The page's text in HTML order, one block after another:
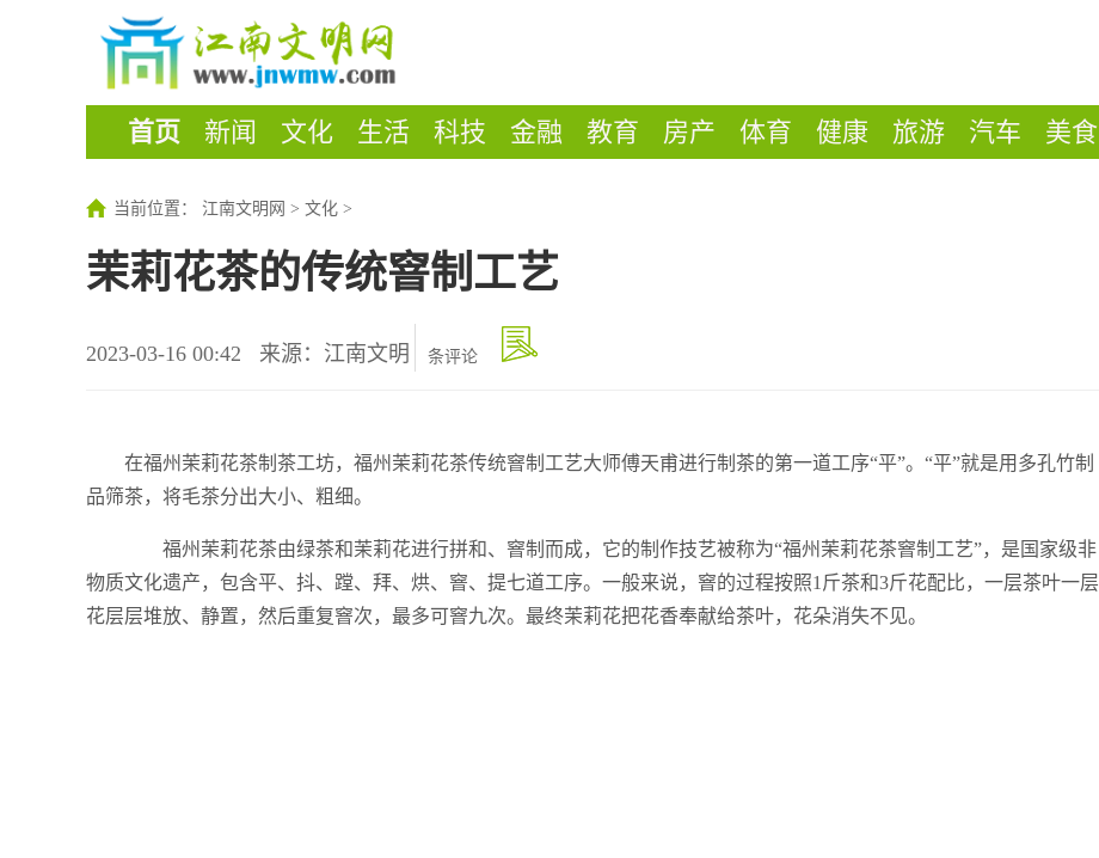
首页 新闻 文化 生活 科技 金融 教育 房产 体育 健康 旅游 汽车 美食
当前位置： 江南文明网 > 文化 >
茉莉花茶的传统窨制工艺
2023-03-16 00:42 来源：江南文明 条评论
在福州茉莉花茶制茶工坊，福州茉莉花茶传统窨制工艺大师傅天甫进行制茶的第一道工序“平”。“平”就是用多孔竹制
品筛茶，将毛茶分出大小、粗细。
福州茉莉花茶由绿茶和茉莉花进行拼和、窨制而成，它的制作技艺被称为“福州茉莉花茶窨制工艺”，是国家级非
物质文化遗产，包含平、抖、蹚、拜、烘、窨、提七道工序。一般来说，窨的过程按照1斤茶和3斤花配比，一层茶叶一层
花层层堆放、静置，然后重复窨次，最多可窨九次。最终茉莉花把花香奉献给茶叶，花朵消失不见。